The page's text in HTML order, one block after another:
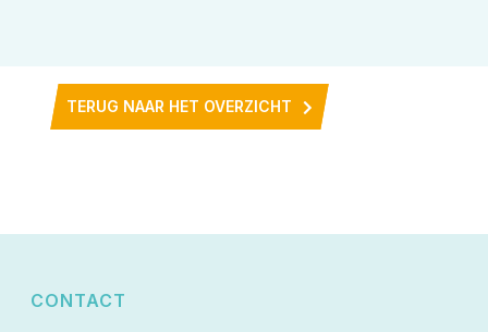
TERUG NAAR HET OVERZICHT
CONTACT